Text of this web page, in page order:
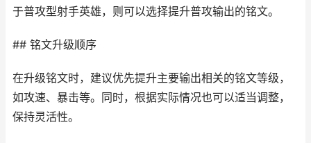
于普攻型射手英雄，则可以选择提升普攻输出的铭文。
## 铭文升级顺序
在升级铭文时，建议优先提升主要输出相关的铭文等级，
如攻速、暴击等。同时，根据实际情况也可以适当调整，
保持灵活性。